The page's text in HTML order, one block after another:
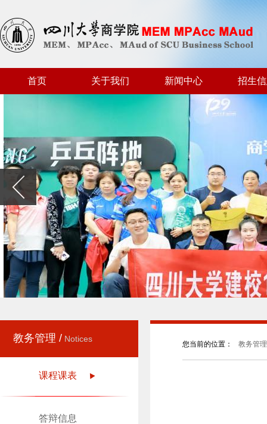
首页 关于我们 新闻中心 招生
教务管理 / Notices
课程课表
答辩信息
您当前的位置： 教务管